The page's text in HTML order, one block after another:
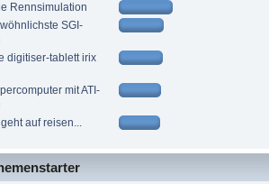
Rennsimulation
SGI-
digitiser-tablett irix
mit ATI-
auf reisen...